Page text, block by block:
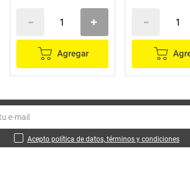
Agregar
Acepto política de datos, términos y condiciones